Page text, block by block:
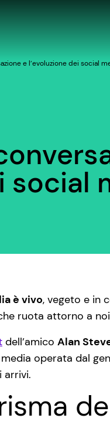
e l’evoluzione dei social
social
è vivo, vegeto e in
ruota attorno a
dell’amico Alan
operata dal
arrivi.